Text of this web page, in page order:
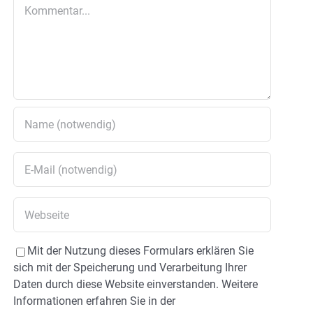
Mit der Nutzung dieses Formulars erklären Sie
sich mit der Speicherung und Verarbeitung Ihrer
Daten durch diese Website einverstanden. Weitere
Informationen erfahren Sie in der